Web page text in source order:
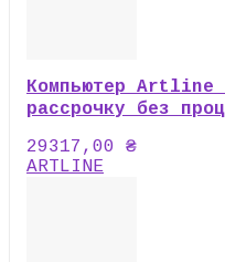
Компьютер Artline
рассрочку без
29317,00 ₴
ARTLINE